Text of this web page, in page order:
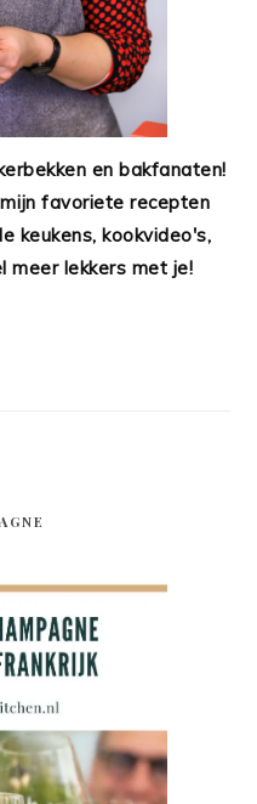
en bakfanaten!
favoriete recepten
keukens, kookvideo's,
lekkers met je!